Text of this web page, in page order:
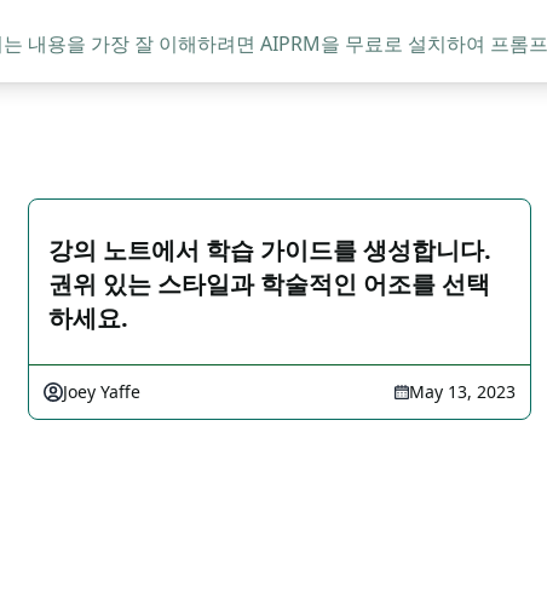
내용을 가장 잘 이해하려면 AIPRM을 무료로 설치하여 프롬
강의 노트에서 학습 가이드를 생성합니다.
권위 있는 스타일과 학술적인 어조를 선택
하세요.
Joey Yaffe May 13, 2023